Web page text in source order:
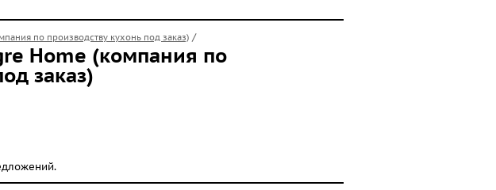
по производству кухонь под заказ) /
Home (компания по
заказ)